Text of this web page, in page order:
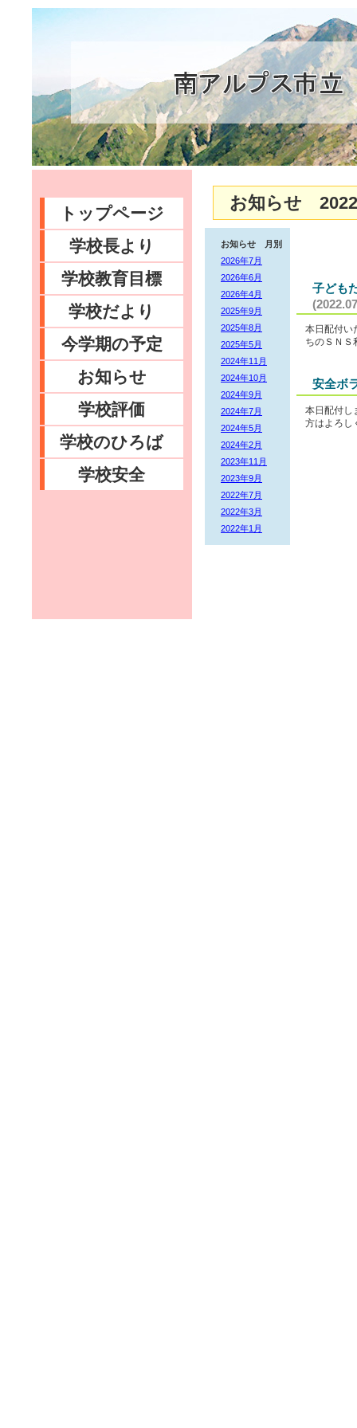
トップページ
学校長より
学校教育目標
学校だより
今学期の予定
お知らせ
学校評価
学校のひろば
学校安全
お知らせ
お知らせ 月別
2026年7月
2026年6月
2026年4月
2025年9月
2025年8月
2025年5月
2024年11月
2024年10月
2024年9月
2024年7月
2024年5月
2024年2月
2023年11月
2023年9月
2022年7月
2022年3月
2022年1月
子ども
本日配付い
ちのＳＮＳ
安全ボ
本日配付し
方はよろし